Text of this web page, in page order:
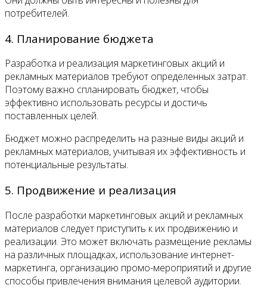
потребителей.
4. Планирование бюджета
Разработка и реализация маркетинговых акций и
рекламных материалов требуют определенных затрат.
Поэтому важно спланировать бюджет, чтобы
эффективно использовать ресурсы и достичь
поставленных целей.
Бюджет можно распределить на разные виды акций и
рекламных материалов, учитывая их эффективность и
потенциальные результаты.
5. Продвижение и реализация
После разработки маркетинговых акций и рекламных
материалов следует приступить к их продвижению и
реализации. Это может включать размещение рекламы
на различных площадках, использование интернет-
маркетинга, организацию промо-мероприятий и другие
способы привлечения внимания целевой аудитории.